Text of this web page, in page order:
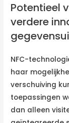
Potentieel
verdere
NFC-
haar
verschuiving
toepassingen
dan alleen